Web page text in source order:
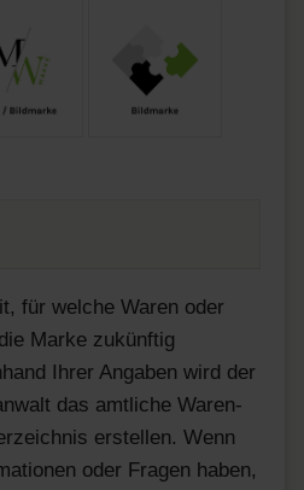
für welche Waren oder
Marke zukünftig
Ihrer Angaben wird der
das amtliche Waren-
erstellen. Wenn
oder Fragen haben,